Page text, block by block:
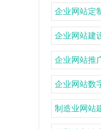
企业网站定
企业网站建
企业网站推
企业网站数
制造业网站